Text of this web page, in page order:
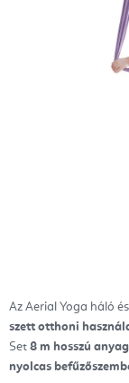
Az Aerial Yoga háló
szett otthoni
Set 8 m hosszú
nyolcas